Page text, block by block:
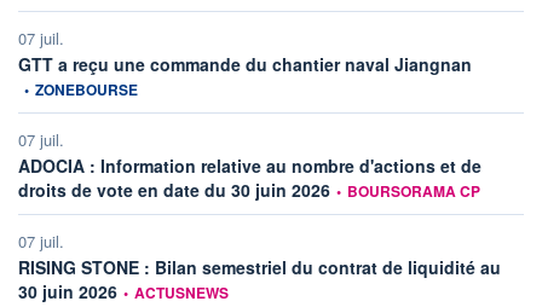
07 juil.
GTT a reçu une commande du chantier naval Jiangnan
• ZONEBOURSE
07 juil.
ADOCIA : Information relative au nombre d'actions et de
droits de vote en date du 30 juin 2026 information fournie par
• BOURSORAMA CP
07 juil.
RISING STONE : Bilan semestriel du contrat de liquidité au
30 juin 2026 information fournie par
• ACTUSNEWS